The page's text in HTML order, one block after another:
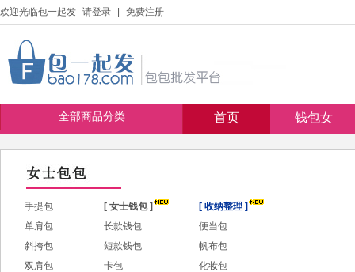
欢迎光临包一起发 请登录 免费注册
全部商品分类 首页 钱包女
手提包
单肩包
斜挎包
双肩包
[ 女士钱包 ]
长款钱包
短款钱包
卡包
[ 收纳整理 ]
便当包
帆布包
化妆包